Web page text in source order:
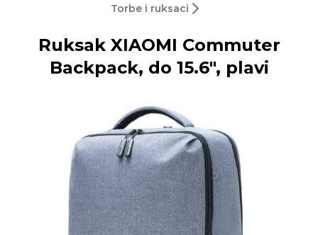
Torbe i ruksaci
Ruksak XIAOMI Commuter
Backpack, do 15.6", plavi